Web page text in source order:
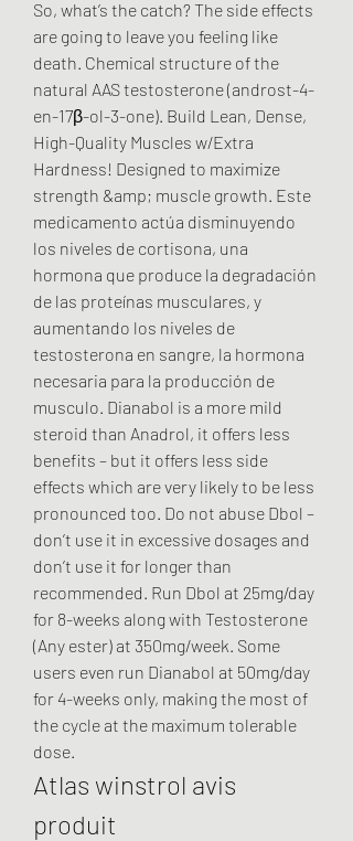
So, what’s the catch? The side effects
are going to leave you feeling like
death. Chemical structure of the
natural AAS testosterone (androst-4-
en-17β-ol-3-one). Build Lean, Dense,
High-Quality Muscles w/Extra
Hardness! Designed to maximize
strength &amp; muscle growth. Este
medicamento actúa disminuyendo
los niveles de cortisona, una
hormona que produce la degradación
de las proteínas musculares, y
aumentando los niveles de
testosterona en sangre, la hormona
necesaria para la producción de
musculo. Dianabol is a more mild
steroid than Anadrol, it offers less
benefits – but it offers less side
effects which are very likely to be less
pronounced too. Do not abuse Dbol –
don’t use it in excessive dosages and
don’t use it for longer than
recommended. Run Dbol at 25mg/day
for 8-weeks along with Testosterone
(Any ester) at 350mg/week. Some
users even run Dianabol at 50mg/day
for 4-weeks only, making the most of
the cycle at the maximum tolerable
dose.
Atlas winstrol avis
produit